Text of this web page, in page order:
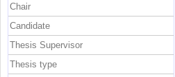
Chair
Candidate
Thesis Supervisor
Thesis type